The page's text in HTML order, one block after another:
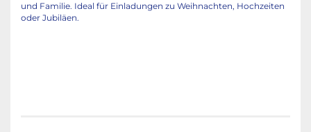
und Familie. Ideal für Einladungen zu Weihnachten, Hochzeiten
oder Jubiläen.